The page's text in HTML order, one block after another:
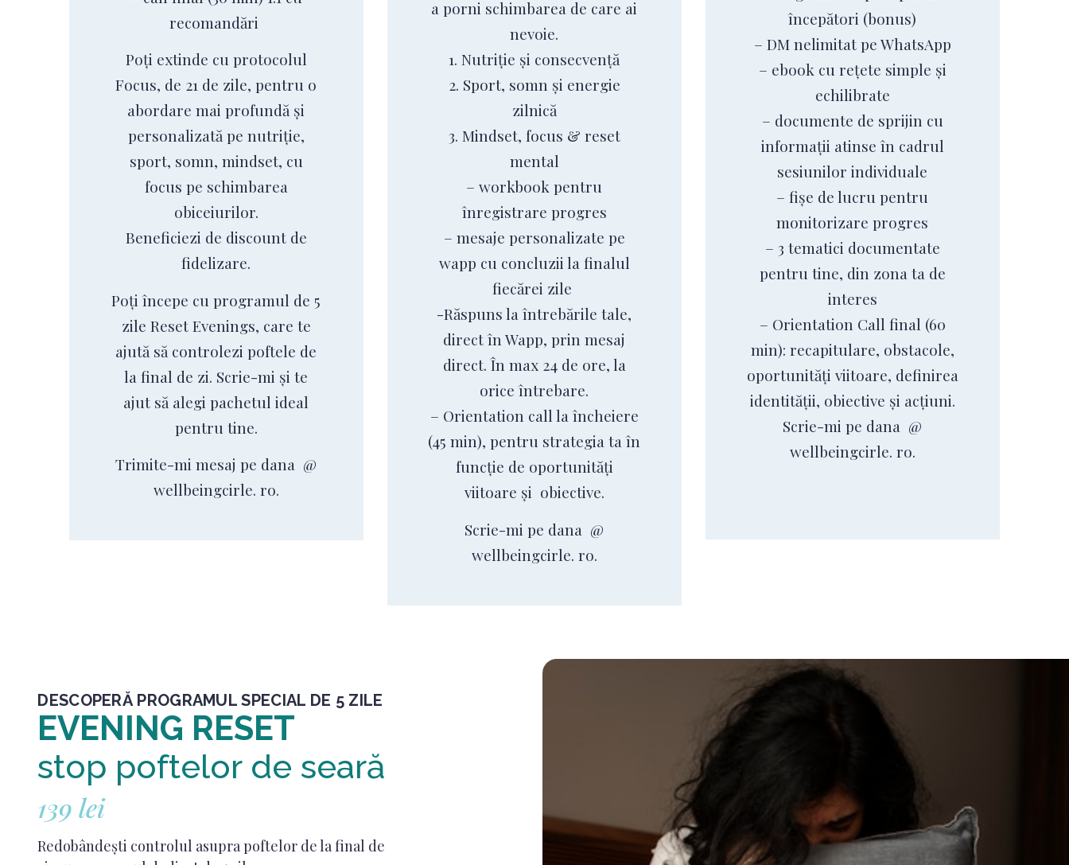
recomandări
Poți extinde cu protocolul
Focus, de 21 de zile, pentru o
abordare mai profundă și
personalizată pe nutriție,
sport, somn, mindset, cu
focus pe schimbarea
obiceiurilor.
Beneficiezi de discount de
fidelizare.
Poți începe cu programul de 5
zile Reset Evenings, care te
ajută să controlezi poftele de
la final de zi. Scrie-mi și te
ajut să alegi pachetul ideal
pentru tine.
Trimite-mi mesaj pe dana @
wellbeingcirle. ro.
a porni schimbarea de care ai
nevoie.
1. Nutriție și consecvență
2. Sport, somn și energie
zilnică
3. Mindset, focus & reset
mental
– workbook pentru
înregistrare progres
– mesaje personalizate pe
wapp cu concluzii la finalul
fiecărei zile
-Răspuns la întrebările tale,
direct în Wapp, prin mesaj
direct. În max 24 de ore, la
orice întrebare.
– Orientation call la încheiere
(45 min), pentru strategia ta în
funcție de oportunități
viitoare și obiective.
Scrie-mi pe dana @
wellbeingcirle. ro.
începători (bonus)
– DM nelimitat pe WhatsApp
– ebook cu rețete simple și
echilibrate
– documente de sprijin cu
informații atinse în cadrul
sesiunilor individuale
– fișe de lucru pentru
monitorizare progres
– 3 tematici documentate
pentru tine, din zona ta de
interes
– Orientation Call final (60
min): recapitulare, obstacole,
oportunități viitoare, definirea
identității, obiective și acțiuni.
Scrie-mi pe dana @
wellbeingcirle. ro.
DESCOPERĂ PROGRAMUL SPECIAL DE 5 ZILE
EVENING RESET
stop poftelor de seară
139 lei
Redobândești controlul asupra poftelor de la final de